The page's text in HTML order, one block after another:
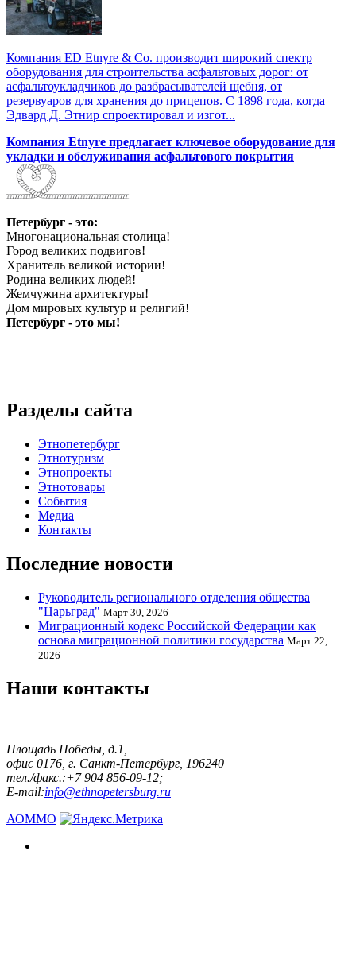
Компания ED Etnyre & Co. производит широкий спектр
оборудования для строительства асфальтовых дорог: от
асфальтоукладчиков до разбрасывателей щебня, от
резервуаров для хранения до прицепов. С 1898 года, когда
Эдвард Д. Этнир спроектировал и изгот...
Компания Etnyre предлагает ключевое оборудование для
укладки и обслуживания асфальтового покрытия
Петербург - это:
Многонациональная столица!
Город великих подвигов!
Хранитель великой истории!
Родина великих людей!
Жемчужина архитектуры!
Дом мировых культур и религий!
Петербург - это мы!
Разделы сайта
Этнопетербург
Этнотуризм
Этнопроекты
Этнотовары
События
Медиа
Контакты
Последние новости
Руководитель регионального отделения общества
"Царьград" Март 30, 2026
Миграционный кодекс Российской Федерации как
основа миграционной политики государства Март 22,
2026
Наши контакты
Площадь Победы, д.1,
офис 0176, г. Санкт-Петербург, 196240
тел./факс.:+7 904 856-09-12;
E-mail:info@ethnopetersburg.ru
АОММО